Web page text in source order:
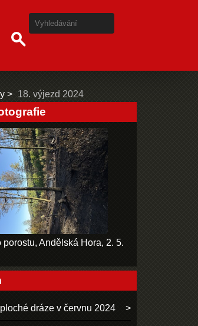
18. výjezd 2024
porostu, Andělská Hora, 2. 5.
dráze v červnu 2024